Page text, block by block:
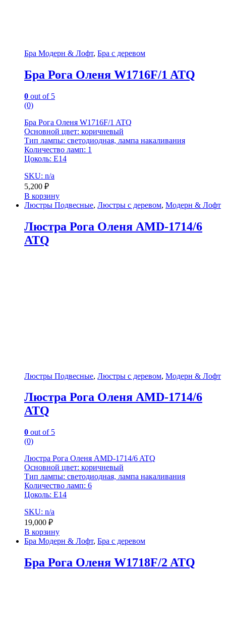
Бра Модерн & Лофт, Бра с деревом
Бра Рога Оленя W1716F/1 ATQ
0 out of 5
(0)
Бра Рога Оленя W1716F/1 ATQ
Основной цвет: коричневый
Тип лампы: светодиодная, лампа накаливания
Количество ламп: 1
Цоколь: E14
SKU: n/a
5,200 ₽
В корзину
Люстры Подвесные, Люстры с деревом, Модерн & Лофт
Люстра Рога Оленя AMD-1714/6
ATQ
Люстры Подвесные, Люстры с деревом, Модерн & Лофт
Люстра Рога Оленя AMD-1714/6
ATQ
0 out of 5
(0)
Люстра Рога Оленя AMD-1714/6 ATQ
Основной цвет: коричневый
Тип лампы: светодиодная, лампа накаливания
Количество ламп: 6
Цоколь: Е14
SKU: n/a
19,000 ₽
В корзину
Бра Модерн & Лофт, Бра с деревом
Бра Рога Оленя W1718F/2 ATQ